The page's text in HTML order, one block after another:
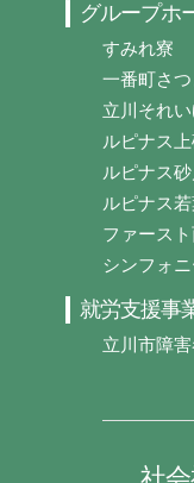
グループホ
すみれ寮
一番町さ
立川それ
ルピナス
ルピナス砂
ルピナス
ファース
シンフォ
就労支援事
立川市障